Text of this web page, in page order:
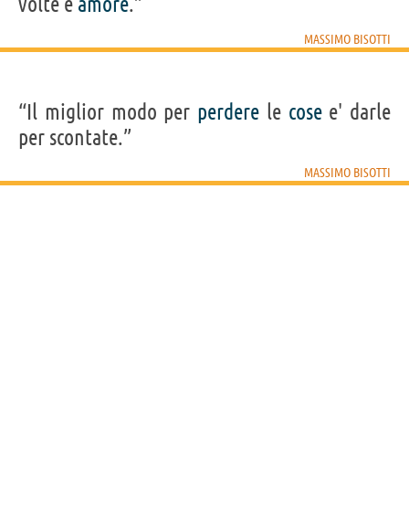
MASSIMO BISOTTI
“Il miglior modo per perdere le cosee' darle
per scontate.”
MASSIMO BISOTTI